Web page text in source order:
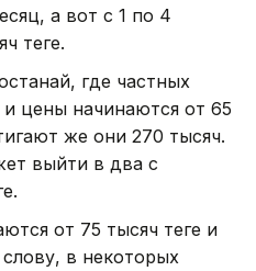
а вот с 1 по 4
теңге.
где частных
цены начинаются от 65
же они 270 тысяч.
выйти в два с
от 75 тысяч теңге и
в некоторых